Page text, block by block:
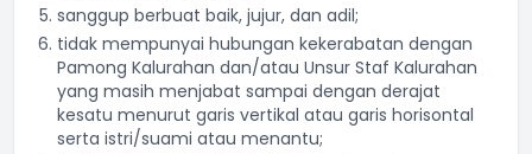
sanggup berbuat baik, jujur, dan adil;
tidak mempunyai hubungan kekerabatan dengan
Pamong Kalurahan dan/atau Unsur Staf Kalurahan
yang masih menjabat sampai dengan derajat
kesatu menurut garis vertikal atau garis horisontal
serta istri/suami atau menantu;